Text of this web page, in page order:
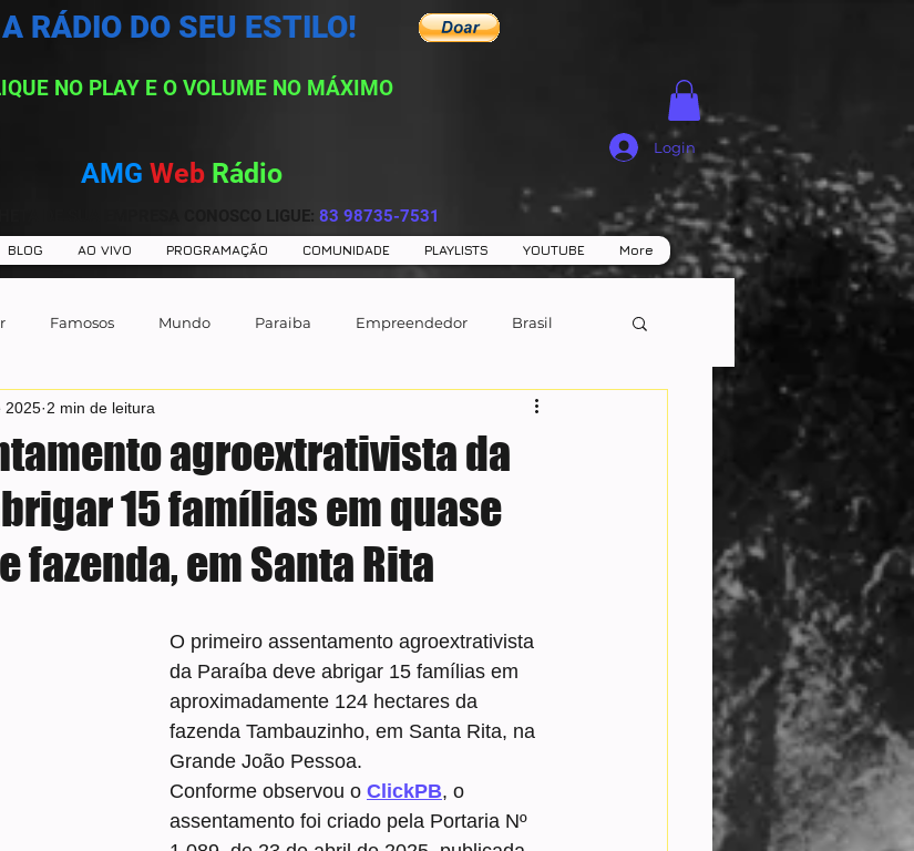
NO PLAY E O VOLUME NO MÁXIMO
AMG Web Rádio
DE SUA EMPRESA CONOSCO LIGUE: 83 98735-7531
A RÁDIO DO SEU ESTILO!
Login
BLOG AO VIVO PROGRAMAÇÃO COMUNIDADE PLAYLISTS YOUTUBE More
Famosos Mundo Paraiba Empreendedor Brasil
agroextrativista da
15 famílias em quase
fazenda, em Santa Rita
2025 2 min de leitura
O primeiro assentamento agroextrativista
da Paraíba deve abrigar 15 famílias em
aproximadamente 124 hectares da
fazenda Tambauzinho, em Santa Rita, na
Grande João Pessoa.
Conforme observou o ClickPB, o
assentamento foi criado pela Portaria Nº